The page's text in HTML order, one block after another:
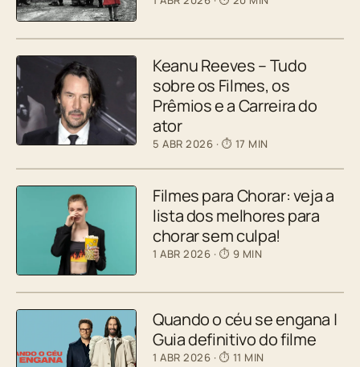
Keanu Reeves – Tudo
sobre os Filmes, os
Prêmios e a Carreira do
ator
5 ABR 2026 · ⏱ 17 MIN
Filmes para Chorar: veja a
lista dos melhores para
chorar sem culpa!
1 ABR 2026 · ⏱ 9 MIN
Quando o céu se engana |
Guia definitivo do filme
1 ABR 2026 · ⏱ 11 MIN